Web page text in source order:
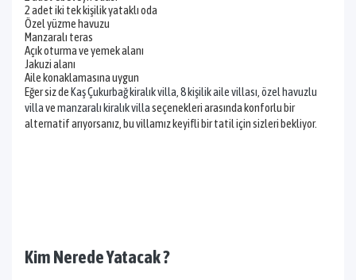
2 adet iki tek kişilik yataklı oda
Özel yüzme havuzu
Manzaralı teras
Açık oturma ve yemek alanı
Jakuzi alanı
Aile konaklamasına uygun
Eğer siz deKaş Çukurbağ kiralık villa 8 kişilik aile villası özel havuzlu
villavemanzaralı kiralık villaseçenekleri arasında konforlu bir
alternatif arıyorsanız, bu villamız keyifli bir tatil için sizleri bekliyor.
Kim Nerede Yatacak ?